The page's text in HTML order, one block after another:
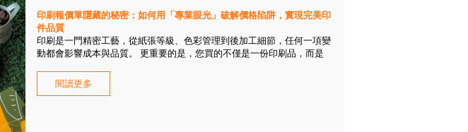
印刷報價單隱藏的秘密：如何用「專業眼光」破解價格陷阱，實現完美印
件品質
印刷是一門精密工藝，從紙張等級、色彩管理到後加工細節，任何一項變
動都會影響成本與品質。 更重要的是，您買的不僅是一份印刷品，而是
閱讀更多